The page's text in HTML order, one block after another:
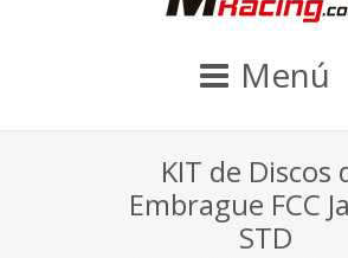
Menú
KIT de Discos
Embrague FCC
STD